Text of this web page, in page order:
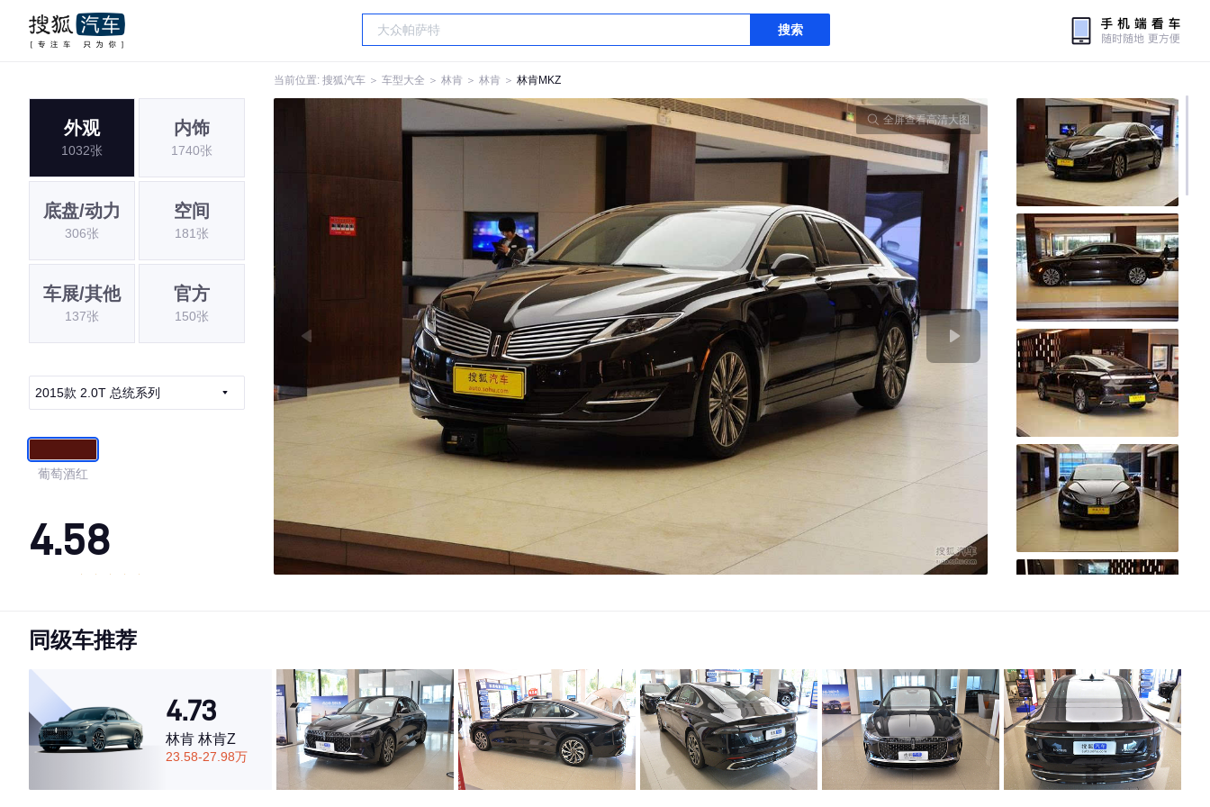
搜索
当前位置: 搜狐汽车 ＞ 车型大全 ＞ 林肯 ＞ 林肯 ＞ 林肯MKZ
外观
1032张
内饰
1740张
底盘/动力
306张
空间
181张
车展/其他
137张
官方
150张
2015款 2.0T 总统系列
葡萄酒红
4.58
·内饰表现一般，低于55%同级车
·空间表现一般，低于73%同级车
全屏查看高清大图
同级车推荐
4.73
林肯 林肯Z
23.58-27.98万